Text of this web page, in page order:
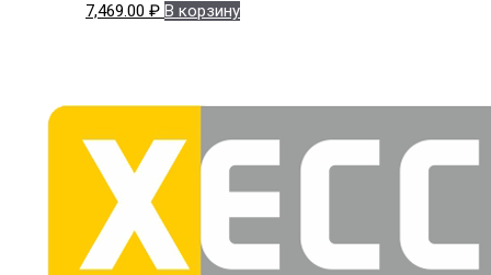
7,469.00 ₽ В корзину